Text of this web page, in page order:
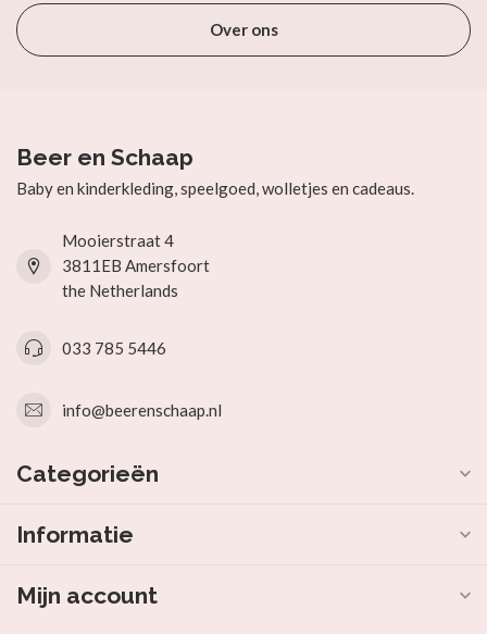
Over ons
Beer en Schaap
Baby en kinderkleding, speelgoed, wolletjes en cadeaus.
Mooierstraat 4
3811EB Amersfoort
the Netherlands
033 785 5446
info@beerenschaap.nl
Categorieën
Informatie
Mijn account